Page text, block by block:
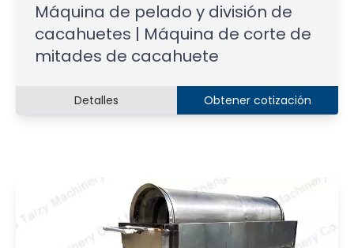
Máquina de pelado y división de
cacahuetes | Máquina de corte de
mitades de cacahuete
Detalles Obtener cotización